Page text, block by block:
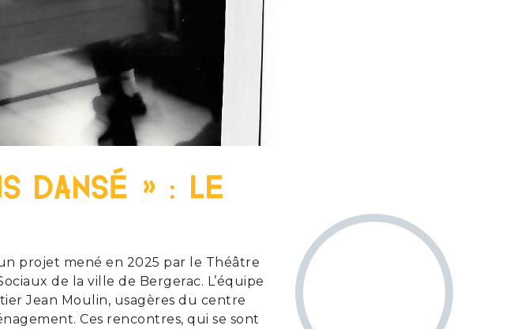
dansé » : Le
projet mené en 2025 par le Théâtre
de la ville de Bergerac. L’équipe
Jean Moulin, usagères du centre
Ces rencontres, qui se sont